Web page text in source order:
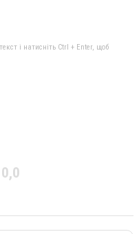
і натисніть Ctrl + Enter, щоб
0,0